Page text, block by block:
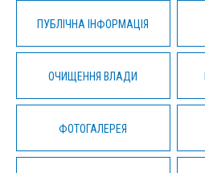
ПУБЛІЧНА ІНФОРМАЦІЯ
ОЧИЩЕННЯ ВЛАДИ
ФОТОГАЛЕРЕЯ